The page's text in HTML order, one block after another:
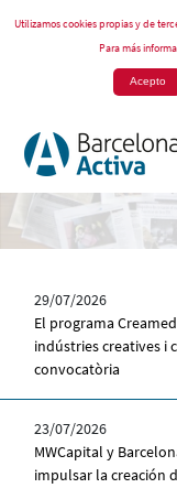
Utilizamos cookies propias y de
Para más
Acepto
29/07/2026
El programa
indústries creatives i
convocatòria
23/07/2026
MWCapital y
impulsar la creación